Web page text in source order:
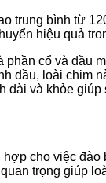
trung bình từ
hiệu quả
cổ và đầu
đầu, loài chim
dài và khỏe
hợp cho việc
trọng giúp